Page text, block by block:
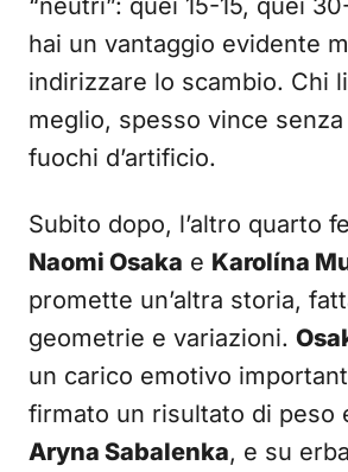
“neutri”: quei 15-15, quei
hai un vantaggio evidente
indirizzare lo scambio. Chi
meglio, spesso vince
fuochi d’artificio.
Subito dopo, l’altro quarto
Naomi Osaka e Karolína
promette un’altra storia,
geometrie e variazioni.
un carico emotivo
firmato un risultato di peso
Aryna Sabalenka, e su